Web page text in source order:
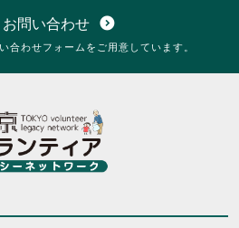
問い合わせ expand_circle_down
合わせフォームをご用意しています。